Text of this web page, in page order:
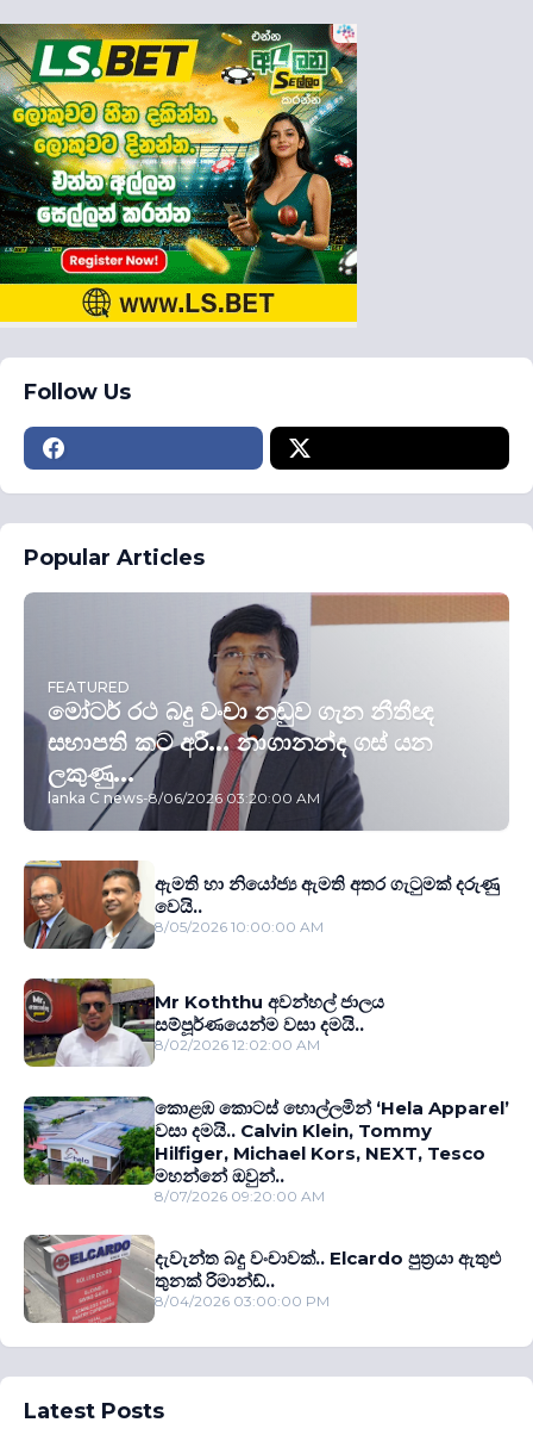
Follow Us
Popular Articles
FEATURED
මෝටර් රථ බදු වංචා නඩුව ගැන නීතීඥ
සභාපති කට අරී... නාගානන්ද ගස් යන
ලකුණු...
lanka C news-8/06/2026 03:20:00 AM
ඇමති හා නියෝජ්‍ය ඇමති අතර ගැටුමක් දරුණු
වෙයි..
8/05/2026 10:00:00 AM
Mr Koththu අවන්හල් ජාලය
සම්පූර්ණයෙන්ම වසා දමයි..
8/02/2026 12:02:00 AM
කොළඹ කොටස් හොල්ලමින් ‘Hela Apparel’
වසා දමයි.. Calvin Klein, Tommy
Hilfiger, Michael Kors, NEXT, Tesco
මහන්නේ ඔවුන්..
8/07/2026 09:20:00 AM
දැවැන්ත බදු වංචාවක්.. Elcardo පුත‍්‍රයා ඇතුළු
තුනක් රිමාන්ඩ්..
8/04/2026 03:00:00 PM
Latest Posts